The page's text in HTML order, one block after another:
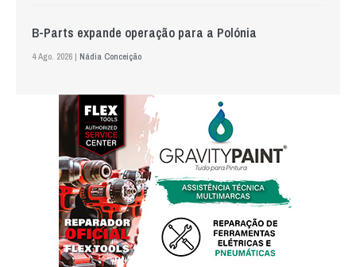
B-Parts expande operação para a Polónia
4 Ago. 2026 | Nádia Conceição